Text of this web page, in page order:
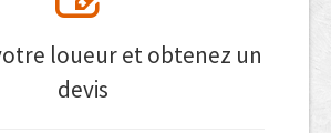
loueur et obtenez un
devis